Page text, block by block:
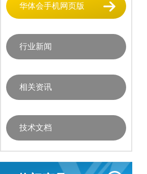
华体会手机网页版
行业新闻
相关资讯
技术文档